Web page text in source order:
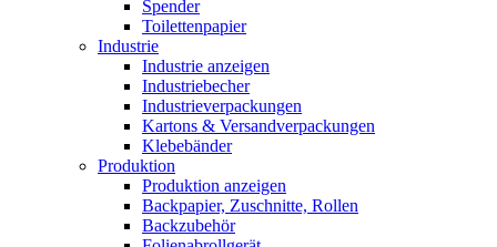
Spender
Toilettenpapier
Industrie
Industrie anzeigen
Industriebecher
Industrieverpackungen
Kartons & Versandverpackungen
Klebebänder
Produktion
Produktion anzeigen
Backpapier, Zuschnitte, Rollen
Backzubehör